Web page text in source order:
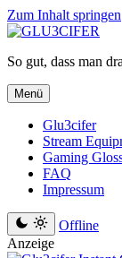
Zum Inhalt springen
So gut, dass man
Menü
Glu3cifer
Stream
Gaming
FAQ
Impressum
Offline
Anzeige